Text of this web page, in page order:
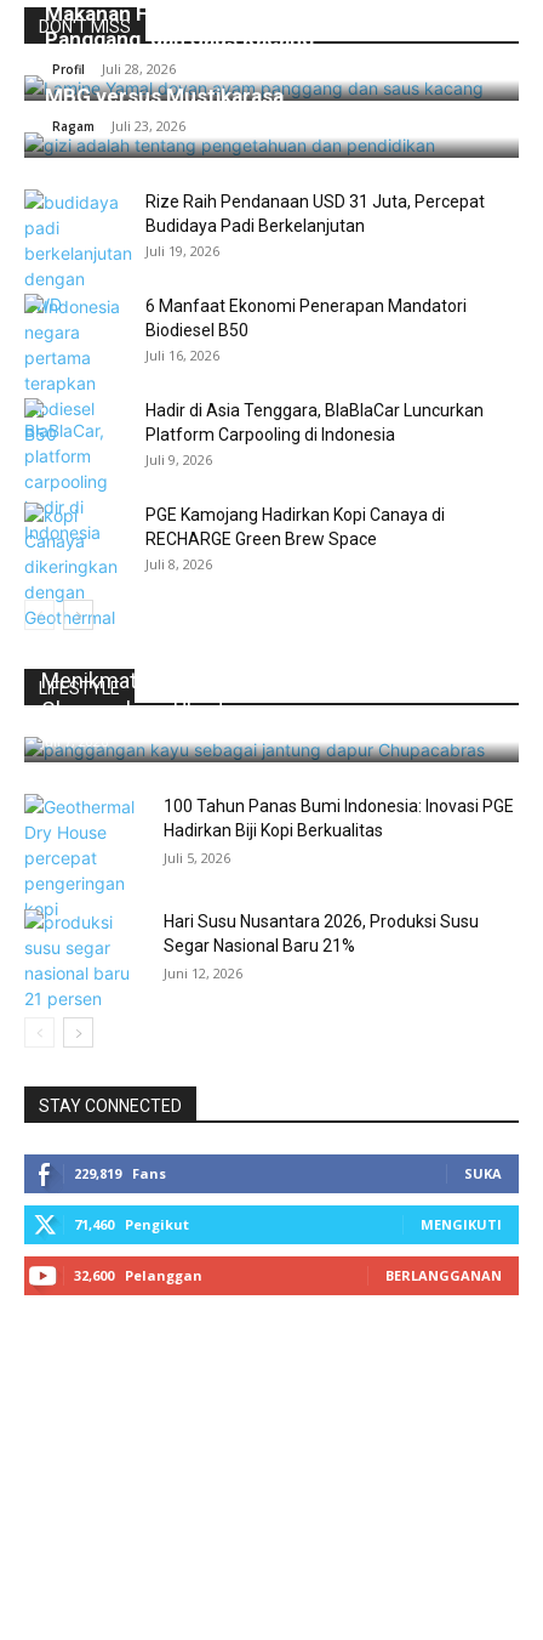
DON'T MISS
Makanan Favorit Lamine Yamal: Nasi, Ayam
Panggang, dan Saus Kacang
Profil Juli 28, 2026
MBG versus Mustikarasa
Ragam Juli 23, 2026
Rize Raih Pendanaan USD 31 Juta, Percepat
Budidaya Padi Berkelanjutan
Juli 19, 2026
6 Manfaat Ekonomi Penerapan Mandatori
Biodiesel B50
Juli 16, 2026
Hadir di Asia Tenggara, BlaBlaCar Luncurkan
Platform Carpooling di Indonesia
Juli 9, 2026
PGE Kamojang Hadirkan Kopi Canaya di
RECHARGE Green Brew Space
Juli 8, 2026
LIFESTYLE
Menikmati Bara Api Amerika Selatan di
Chupacabras Ubud
Juli 7, 2026
100 Tahun Panas Bumi Indonesia: Inovasi PGE
Hadirkan Biji Kopi Berkualitas
Juli 5, 2026
Hari Susu Nusantara 2026, Produksi Susu
Segar Nasional Baru 21%
Juni 12, 2026
STAY CONNECTED
229,819 Fans SUKA
71,460 Pengikut MENGIKUTI
32,600 Pelanggan BERLANGGANAN